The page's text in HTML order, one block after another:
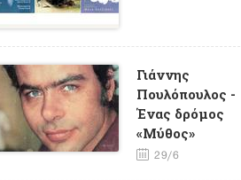
Γιάννης
Πουλόπουλος -
Ένας δρόμος
«Μύθος»
29/6